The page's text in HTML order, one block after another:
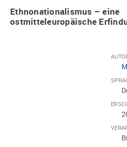
Ethnonationalismus – eine
ostmitteleuropäische